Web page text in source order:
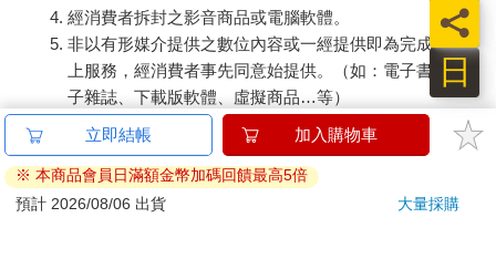
經消費者拆封之影音商品或電腦軟體。
非以有形媒介提供之數位內容或一經提供即為完成之線
上服務，經消費者事先同意始提供。（如：電子書、電
子雜誌、下載版軟體、虛擬商品…等）
已拆封之個人衛生用品。（如：內衣褲、刮鬍刀、除毛
刀…等）
若非上列種類商品，均享有到貨7天的猶豫期（含例假
日）。
立即結帳 加入購物車
※ 本商品會員日滿額金幣加碼回饋最高5倍
預計 2026/08/06 出貨
大量採購
日
員